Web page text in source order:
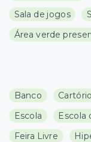
Sala de jogos
Área verde
Banco Cartório
Escola
Escola
Feira Livre